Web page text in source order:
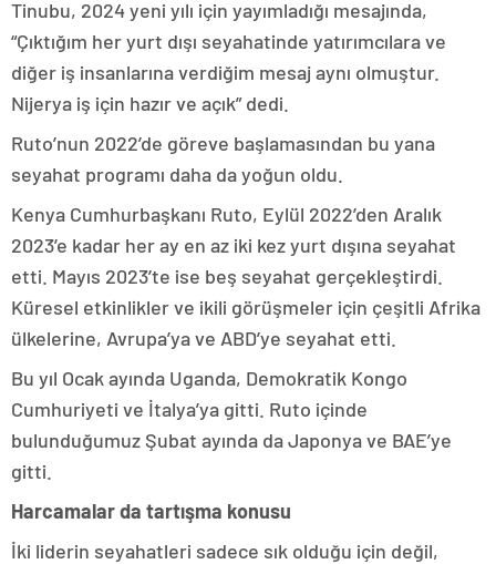
Tinubu, 2024 yeni yılı için yayımladığı mesajında,
“Çıktığım her yurt dışı seyahatinde yatırımcılara ve
diğer iş insanlarına verdiğim mesaj aynı olmuştur.
Nijerya iş için hazır ve açık” dedi.
Ruto’nun 2022’de göreve başlamasından bu yana
seyahat programı daha da yoğun oldu.
Kenya Cumhurbaşkanı Ruto, Eylül 2022’den Aralık
2023’e kadar her ay en az iki kez yurt dışına seyahat
etti. Mayıs 2023’te ise beş seyahat gerçekleştirdi.
Küresel etkinlikler ve ikili görüşmeler için çeşitli Afrika
ülkelerine, Avrupa’ya ve ABD’ye seyahat etti.
Bu yıl Ocak ayında Uganda, Demokratik Kongo
Cumhuriyeti ve İtalya’ya gitti. Ruto içinde
bulunduğumuz Şubat ayında da Japonya ve BAE’ye
gitti.
Harcamalar da tartışma konusu
İki liderin seyahatleri sadece sık olduğu için değil,